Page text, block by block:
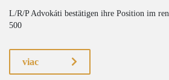
L/R/P Advokáti bestätigen ihre Position im
500
viac